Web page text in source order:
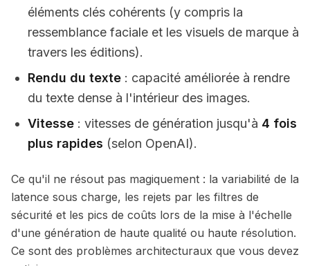
éléments clés cohérents (y compris la
ressemblance faciale et les visuels de marque à
travers les éditions).
Rendu du texte : capacité améliorée à rendre
du texte dense à l'intérieur des images.
Vitesse : vitesses de génération jusqu'à 4 fois
plus rapides (selon OpenAI).
Ce qu'il ne résout pas magiquement : la variabilité de la
latence sous charge, les rejets par les filtres de
sécurité et les pics de coûts lors de la mise à l'échelle
d'une génération de haute qualité ou haute résolution.
Ce sont des problèmes architecturaux que vous devez